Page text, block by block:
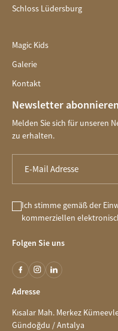
Schloss Lüdersburg
Magic Kids
Galerie
Kontakt
Newsletter abonnieren
Melden Sie sich für unseren
zu erhalten.
Ich stimme gemäß der
kommerziellen
Folgen Sie uns
Adresse
Kısalar Mah. Merkez
Gündoğdu / Antalya